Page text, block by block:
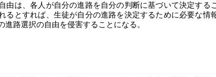
由は、各人が自分の進路を自分の判断に基づいて決定す
るとすれば、生徒が自分の進路を決定するために必要な
路選択の自由を侵害することになる。